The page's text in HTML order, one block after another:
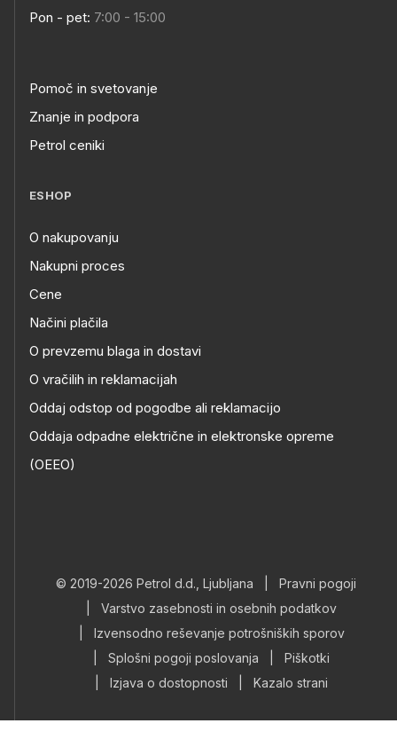
Pon - pet: 7:00 - 15:00
Pomoč in svetovanje
Znanje in podpora
Petrol ceniki
ESHOP
O nakupovanju
Nakupni proces
Cene
Načini plačila
O prevzemu blaga in dostavi
O vračilih in reklamacijah
Oddaj odstop od pogodbe ali reklamacijo
Oddaja odpadne električne in elektronske opreme
(OEEO)
© 2019-2026 Petrol d.d., Ljubljana
Pravni pogoji
Varstvo zasebnosti in osebnih podatkov
Izvensodno reševanje potrošniških sporov
Splošni pogoji poslovanja
Piškotki
Izjava o dostopnosti Kazalo strani